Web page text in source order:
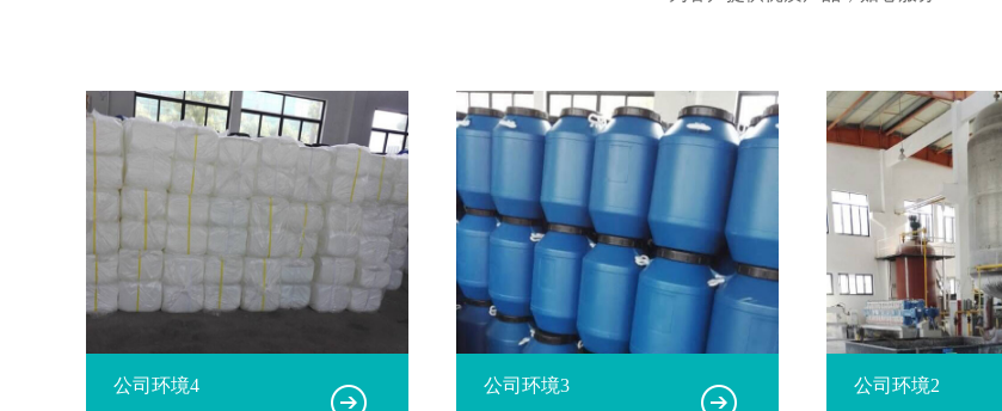
公司环境4 公司环境3 公司环境2